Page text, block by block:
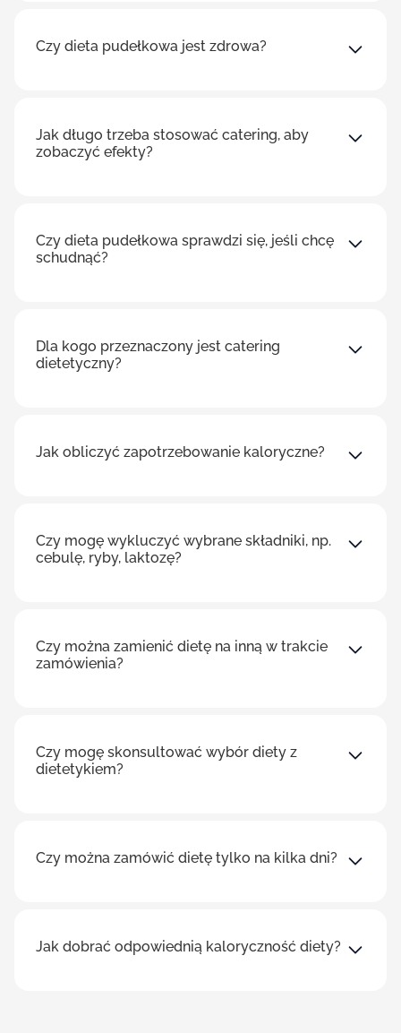
Czy dieta pudełkowa jest zdrowa?
Jak długo trzeba stosować catering, aby
zobaczyć efekty?
Czy dieta pudełkowa sprawdzi się, jeśli chcę
schudnąć?
Dla kogo przeznaczony jest catering
dietetyczny?
Jak obliczyć zapotrzebowanie kaloryczne?
Czy mogę wykluczyć wybrane składniki, np.
cebulę, ryby, laktozę?
Czy można zamienić dietę na inną w trakcie
zamówienia?
Czy mogę skonsultować wybór diety z
dietetykiem?
Czy można zamówić dietę tylko na kilka dni?
Jak dobrać odpowiednią kaloryczność diety?